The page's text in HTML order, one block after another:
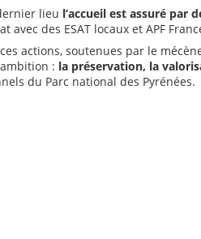
lieu l’accueil est assuré par
avec des ESAT locaux et APF
ces actions, soutenues par le
: la préservation, la
du Parc national des Pyrénées.